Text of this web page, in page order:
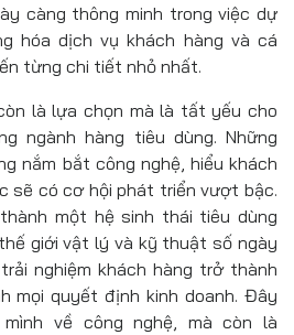
càng thông minh trong việc dự
hóa dịch vụ khách hàng và cá
từng chi tiết nhỏ nhất.
là lựa chọn mà là tất yếu cho
ngành hàng tiêu dùng. Những
nắm bắt công nghệ, hiểu khách
sẽ có cơ hội phát triển vượt bậc.
một hệ sinh thái tiêu dùng
giới vật lý và kỹ thuật số ngày
nghiệm khách hàng trở thành
mọi quyết định kinh doanh. Đây
về công nghệ, mà còn là